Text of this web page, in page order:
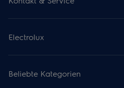
Electrolux
Beliebte Kategorien